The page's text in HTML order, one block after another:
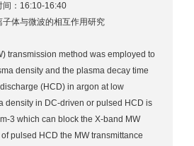
间：16:10-16:40
体与微波的相互作用研究
transmission method was employed to
density and the plasma decay time
(HCD) in argon at low
density in DC-driven or pulsed HCD is
3 which can block the X-band MW
pulsed HCD the MW transmittance